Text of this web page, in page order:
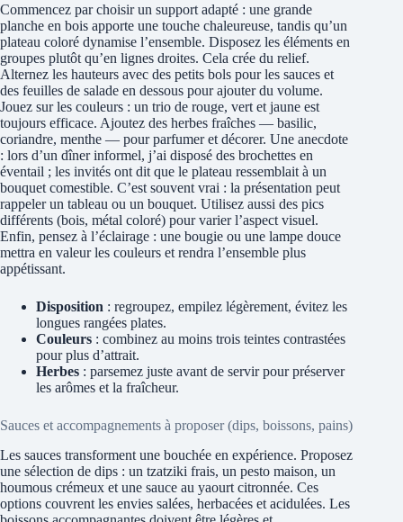
Commencez par choisir un support adapté : une grande
planche en bois apporte une touche chaleureuse, tandis qu’un
plateau coloré dynamise l’ensemble. Disposez les éléments en
groupes plutôt qu’en lignes droites. Cela crée du relief.
Alternez les hauteurs avec des petits bols pour les sauces et
des feuilles de salade en dessous pour ajouter du volume.
Jouez sur les couleurs : un trio de rouge, vert et jaune est
toujours efficace. Ajoutez des herbes fraîches — basilic,
coriandre, menthe — pour parfumer et décorer. Une anecdote
: lors d’un dîner informel, j’ai disposé des brochettes en
éventail ; les invités ont dit que le plateau ressemblait à un
bouquet comestible. C’est souvent vrai : la présentation peut
rappeler un tableau ou un bouquet. Utilisez aussi des pics
différents (bois, métal coloré) pour varier l’aspect visuel.
Enfin, pensez à l’éclairage : une bougie ou une lampe douce
mettra en valeur les couleurs et rendra l’ensemble plus
appétissant.
Disposition : regroupez, empilez légèrement, évitez les
longues rangées plates.
Couleurs : combinez au moins trois teintes contrastées
pour plus d’attrait.
Herbes : parsemez juste avant de servir pour préserver
les arômes et la fraîcheur.
Sauces et accompagnements à proposer (dips, boissons, pains)
Les sauces transforment une bouchée en expérience. Proposez
une sélection de dips : un tzatziki frais, un pesto maison, un
houmous crémeux et une sauce au yaourt citronnée. Ces
options couvrent les envies salées, herbacées et acidulées. Les